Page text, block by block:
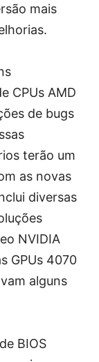
mais
CPUs AMD
de bugs
terão um
as novas
diversas
NVIDIA
GPUs 4070
alguns
BIOS